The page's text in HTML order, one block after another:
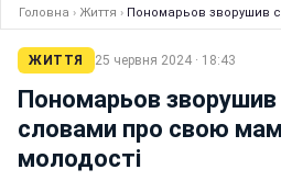
Головна › Життя › Пономарьов зворушив
ЖИТТЯ 25 червня 2024 · 18:43
Пономарьов
словами про свою маму
молодості